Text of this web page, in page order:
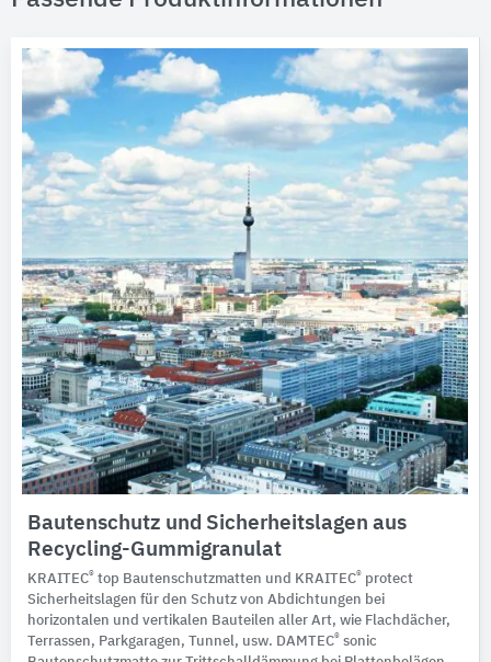
Bautenschutz und Sicherheitslagen aus
Recycling-Gummigranulat
KRAITEC® top Bautenschutzmatten und KRAITEC® protect
Sicherheitslagen für den Schutz von Abdichtungen bei
horizontalen und vertikalen Bauteilen aller Art, wie Flachdächer,
Terrassen, Parkgaragen, Tunnel, usw. DAMTEC® sonic